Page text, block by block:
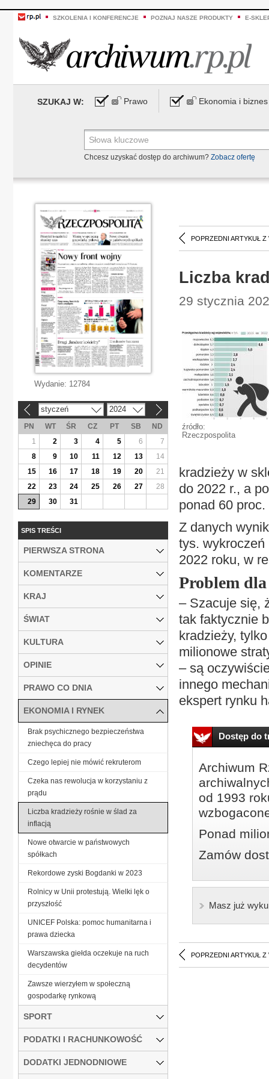
SZKOLENIA I KONFERENCJE POZNAJ NASZE PRODUKTY E-
SZUKAJ W: Prawo Ekonomia i biznes
Chcesz uzyskać dostęp do archiwum? Zobacz ofertę
POPRZEDNI ARTYKUŁ Z
Liczba
29 stycznia
źródło:
Rzeczpospolita
kradzieży w
do 2022 r., a
ponad 60 proc.
Z danych
tys. wykroczeń
2022 roku, w
Problem
– Szacuje się,
tak faktycznie
kradzieży,
milionowe
– są
innego
ekspert rynku
Dostęp do
Archiwum
od 1993
Ponad
Zamów
Masz już
POPRZEDNI ARTYKUŁ Z
Wydanie: 12784
styczeń 2024
PN WT ŚR CZ PT SB
ND
1
2 3 4 5 6
7
8
9 10 11 12 13
14
15
16 17 18 19 20
21
22
23 24 25 26 27
28
29
30 31
SPIS TREŚCI
PIERWSZA STRONA
KOMENTARZE
KRAJ
ŚWIAT
KULTURA
OPINIE
PRAWO CO DNIA
EKONOMIA I RYNEK
Brak psychicznego bezpieczeństwa
zniechęca do pracy
Czego lepiej nie mówić rekruterom
Czeka nas rewolucja w korzystaniu z
prądu
Liczba kradzieży rośnie w ślad za
inflacją
Nowe otwarcie w państwowych
spółkach
Rekordowe zyski Bogdanki w 2023
Rolnicy w Unii protestują. Wielki lęk o
przyszłość
UNICEF Polska: pomoc humanitarna i
prawa dziecka
Warszawska giełda oczekuje na ruch
decydentów
Zawsze wierzyłem w społeczną
gospodarkę rynkową
SPORT
PODATKI I RACHUNKOWOŚĆ
DODATKI JEDNODNIOWE